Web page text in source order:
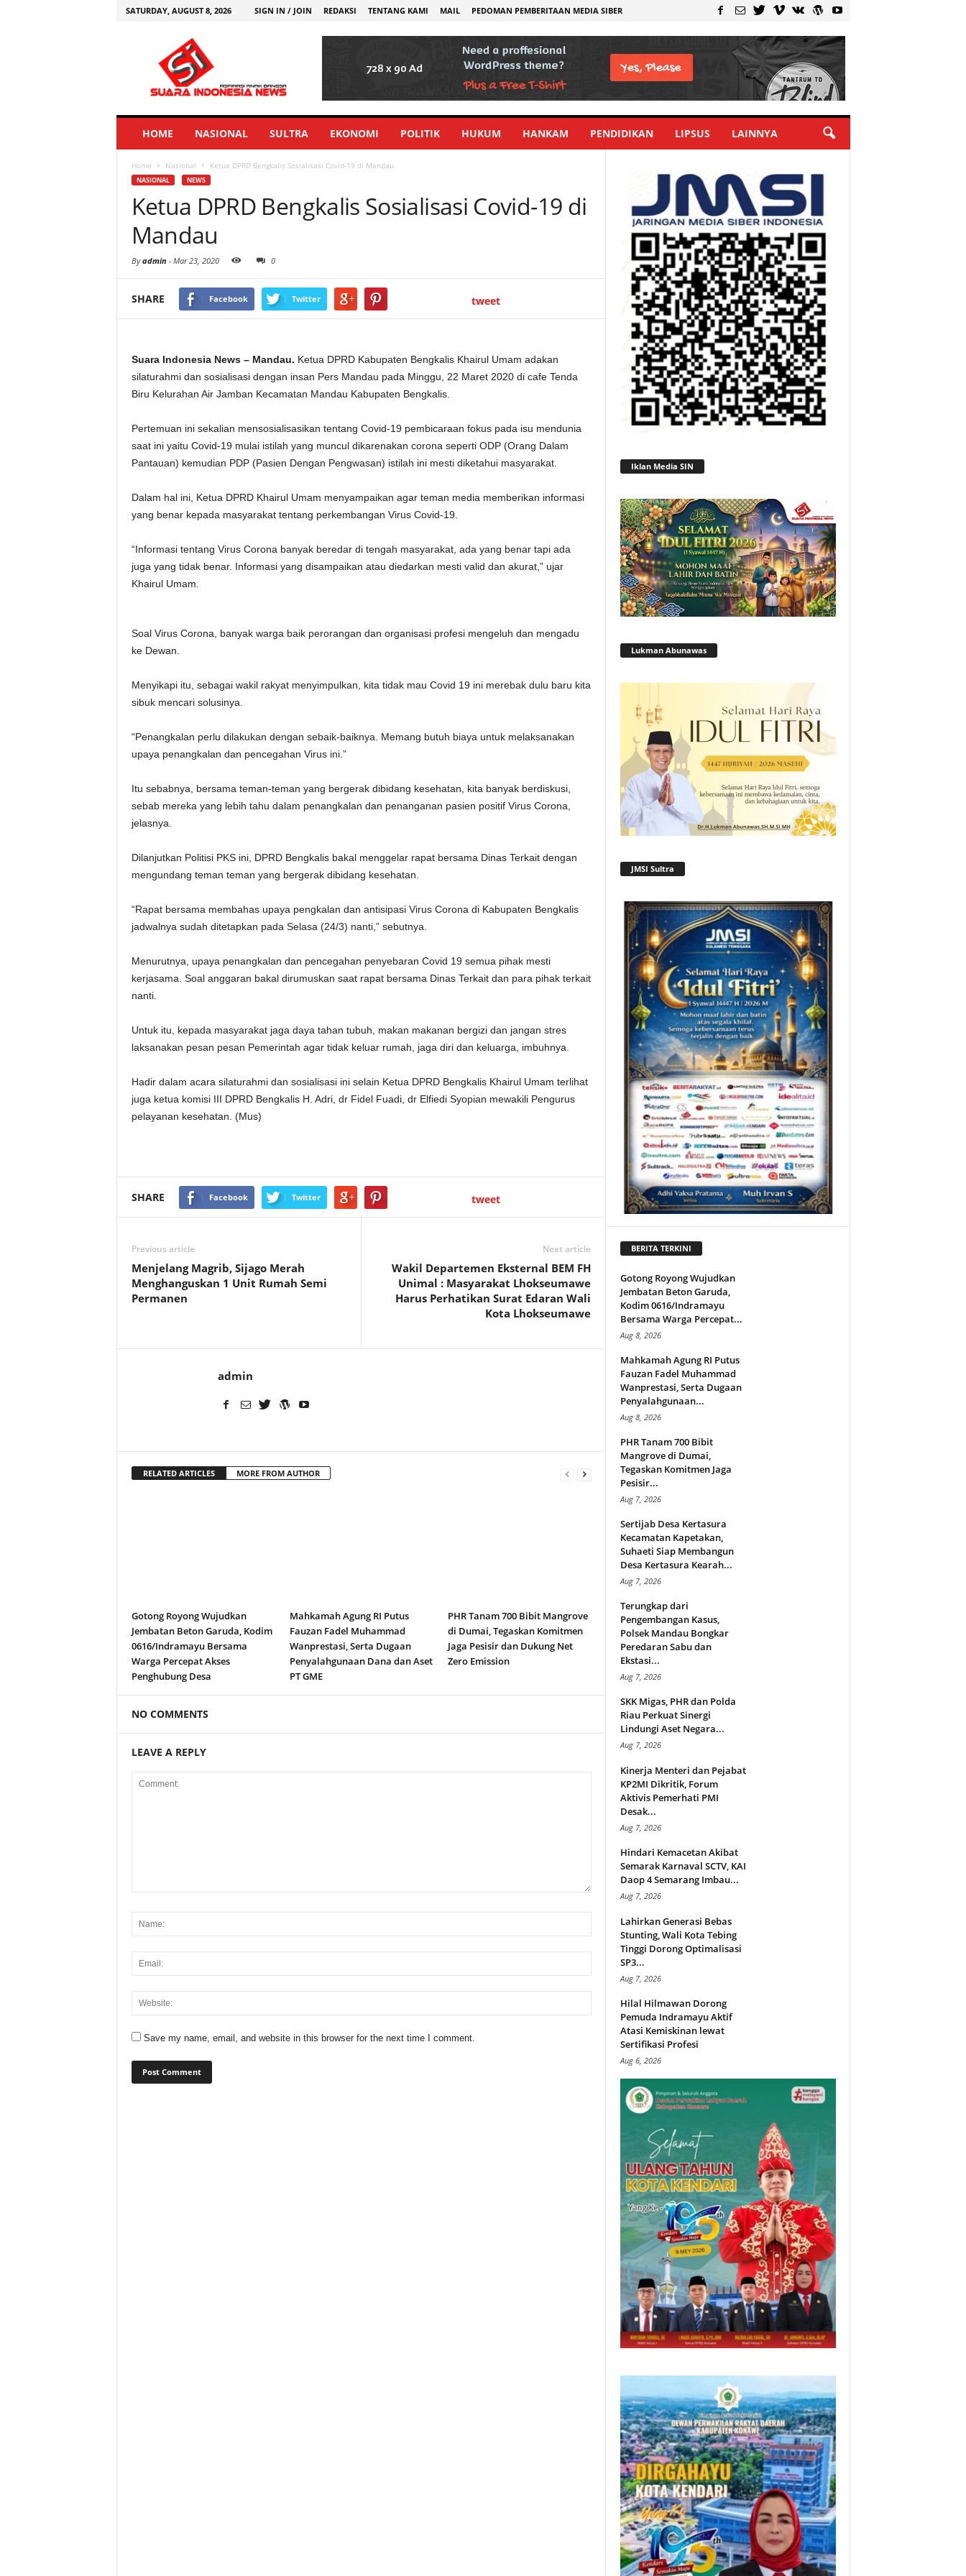
SATURDAY, AUGUST 8, 2026 SIGN IN / JOIN REDAKSI TENTANG KAMI MAIL PEDOMAN PEMBERITAAN MEDIA SIBER
HOME NASIONAL SULTRA EKONOMI POLITIK HUKUM HANKAM PENDIDIKAN LIPSUS LAINNYA
Home Nasional Ketua DPRD Bengkalis Sosialisasi Covid-19 di Mandau
NASIONAL NEWS
Ketua DPRD Bengkalis Sosialisasi Covid-19 di
Mandau
Byadmin - Mar 23, 2020 0
SHARE Facebook Twitter tweet
Suara Indonesia News – Mandau. Ketua DPRD Kabupaten Bengkalis Khairul Umam adakan
silaturahmi dan sosialisasi dengan insan Pers Mandau pada Minggu, 22 Maret 2020 di cafe Tenda
Biru Kelurahan Air Jamban Kecamatan Mandau Kabupaten Bengkalis.
Pertemuan ini sekalian mensosialisasikan tentang Covid-19 pembicaraan fokus pada isu mendunia
saat ini yaitu Covid-19 mulai istilah yang muncul dikarenakan corona seperti ODP (Orang Dalam
Pantauan) kemudian PDP (Pasien Dengan Pengwasan) istilah ini mesti diketahui masyarakat.
Dalam hal ini, Ketua DPRD Khairul Umam menyampaikan agar teman media memberikan informasi
yang benar kepada masyarakat tentang perkembangan Virus Covid-19.
“Informasi tentang Virus Corona banyak beredar di tengah masyarakat, ada yang benar tapi ada
juga yang tidak benar. Informasi yang disampaikan atau diedarkan mesti valid dan akurat,” ujar
Khairul Umam.
Soal Virus Corona, banyak warga baik perorangan dan organisasi profesi mengeluh dan mengadu
ke Dewan.
Menyikapi itu, sebagai wakil rakyat menyimpulkan, kita tidak mau Covid 19 ini merebak dulu baru kita
sibuk mencari solusinya.
“Penangkalan perlu dilakukan dengan sebaik-baiknya. Memang butuh biaya untuk melaksanakan
upaya penangkalan dan pencegahan Virus ini.”
Itu sebabnya, bersama teman-teman yang bergerak dibidang kesehatan, kita banyak berdiskusi,
sebab mereka yang lebih tahu dalam penangkalan dan penanganan pasien positif Virus Corona,
jelasnya.
Dilanjutkan Politisi PKS ini, DPRD Bengkalis bakal menggelar rapat bersama Dinas Terkait dengan
mengundang teman teman yang bergerak dibidang kesehatan.
“Rapat bersama membahas upaya pengkalan dan antisipasi Virus Corona di Kabupaten Bengkalis
jadwalnya sudah ditetapkan pada Selasa (24/3) nanti,” sebutnya.
Menurutnya, upaya penangkalan dan pencegahan penyebaran Covid 19 semua pihak mesti
kerjasama. Soal anggaran bakal dirumuskan saat rapat bersama Dinas Terkait dan para pihak terkait
nanti.
Untuk itu, kepada masyarakat jaga daya tahan tubuh, makan makanan bergizi dan jangan stres
laksanakan pesan pesan Pemerintah agar tidak keluar rumah, jaga diri dan keluarga, imbuhnya.
Hadir dalam acara silaturahmi dan sosialisasi ini selain Ketua DPRD Bengkalis Khairul Umam terlihat
juga ketua komisi III DPRD Bengkalis H. Adri, dr Fidel Fuadi, dr Elfiedi Syopian mewakili Pengurus
pelayanan kesehatan. (Mus)
SHARE Facebook Twitter tweet
Previous article
Menjelang Magrib, Sijago Merah
Menghanguskan 1 Unit Rumah Semi
Permanen
Next article
Wakil Departemen Eksternal BEM FH
Unimal : Masyarakat Lhokseumawe
Harus Perhatikan Surat Edaran Wali
Kota Lhokseumawe
admin
RELATED ARTICLES MORE FROM AUTHOR
Gotong Royong Wujudkan
Jembatan Beton Garuda, Kodim
0616/Indramayu Bersama
Warga Percepat Akses
Penghubung Desa
Mahkamah Agung RI Putus
Fauzan Fadel Muhammad
Wanprestasi, Serta Dugaan
Penyalahgunaan Dana dan Aset
PT GME
PHR Tanam 700 Bibit Mangrove
di Dumai, Tegaskan Komitmen
Jaga Pesisir dan Dukung Net
Zero Emission
NO COMMENTS
LEAVE A REPLY
Save my name, email, and website in this browser for the next time I comment.
Iklan Media SIN
Lukman Abunawas
JMSI Sultra
BERITA TERKINI
Gotong Royong Wujudkan
Jembatan Beton Garuda,
Kodim 0616/Indramayu
Bersama Warga Percepat...
Aug 8, 2026
Mahkamah Agung RI Putus
Fauzan Fadel Muhammad
Wanprestasi, Serta Dugaan
Penyalahgunaan...
Aug 8, 2026
PHR Tanam 700 Bibit
Mangrove di Dumai,
Tegaskan Komitmen Jaga
Pesisir...
Aug 7, 2026
Sertijab Desa Kertasura
Kecamatan Kapetakan,
Suhaeti Siap Membangun
Desa Kertasura Kearah...
Aug 7, 2026
Terungkap dari
Pengembangan Kasus,
Polsek Mandau Bongkar
Peredaran Sabu dan
Ekstasi...
Aug 7, 2026
SKK Migas, PHR dan Polda
Riau Perkuat Sinergi
Lindungi Aset Negara...
Aug 7, 2026
Kinerja Menteri dan Pejabat
KP2MI Dikritik, Forum
Aktivis Pemerhati PMI
Desak...
Aug 7, 2026
Hindari Kemacetan Akibat
Semarak Karnaval SCTV, KAI
Daop 4 Semarang Imbau...
Aug 7, 2026
Lahirkan Generasi Bebas
Stunting, Wali Kota Tebing
Tinggi Dorong Optimalisasi
SP3...
Aug 7, 2026
Hilal Hilmawan Dorong
Pemuda Indramayu Aktif
Atasi Kemiskinan lewat
Sertifikasi Profesi
Aug 6, 2026